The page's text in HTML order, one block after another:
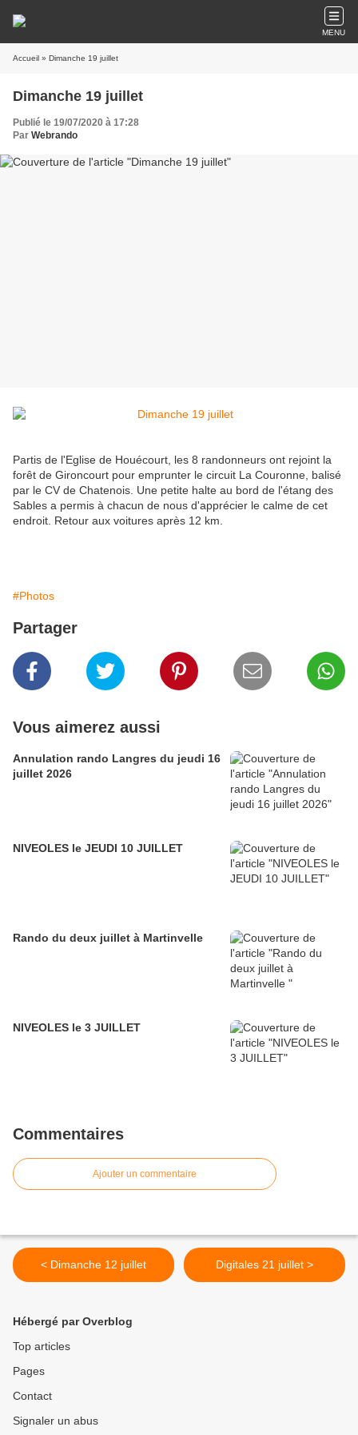
MENU
Accueil » Dimanche 19 juillet
Dimanche 19 juillet
Publié le 19/07/2020 à 17:28
Par Webrando
Partis de l'Eglise de Houécourt, les 8 randonneurs ont rejoint la
forêt de Gironcourt pour emprunter le circuit La Couronne, balisé
par le CV de Chatenois. Une petite halte au bord de l'étang des
Sables a permis à chacun de nous d'apprécier le calme de cet
endroit. Retour aux voitures après 12 km.
#Photos
Partager
Vous aimerez aussi
Annulation rando Langres du jeudi 16
juillet 2026
NIVEOLES le JEUDI 10 JUILLET
Rando du deux juillet à Martinvelle
NIVEOLES le 3 JUILLET
Commentaires
Ajouter un commentaire
< Dimanche 12 juillet Digitales 21 juillet >
Hébergé par Overblog
Top articles
Pages
Contact
Signaler un abus